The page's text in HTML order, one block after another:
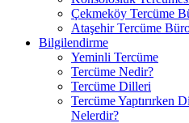
Çekmeköy Tercüme
Ataşehir Tercüme
Bilgilendirme
Yeminli Tercüme
Tercüme Nedir?
Tercüme Dilleri
Tercüme Yaptırırken
Nelerdir?